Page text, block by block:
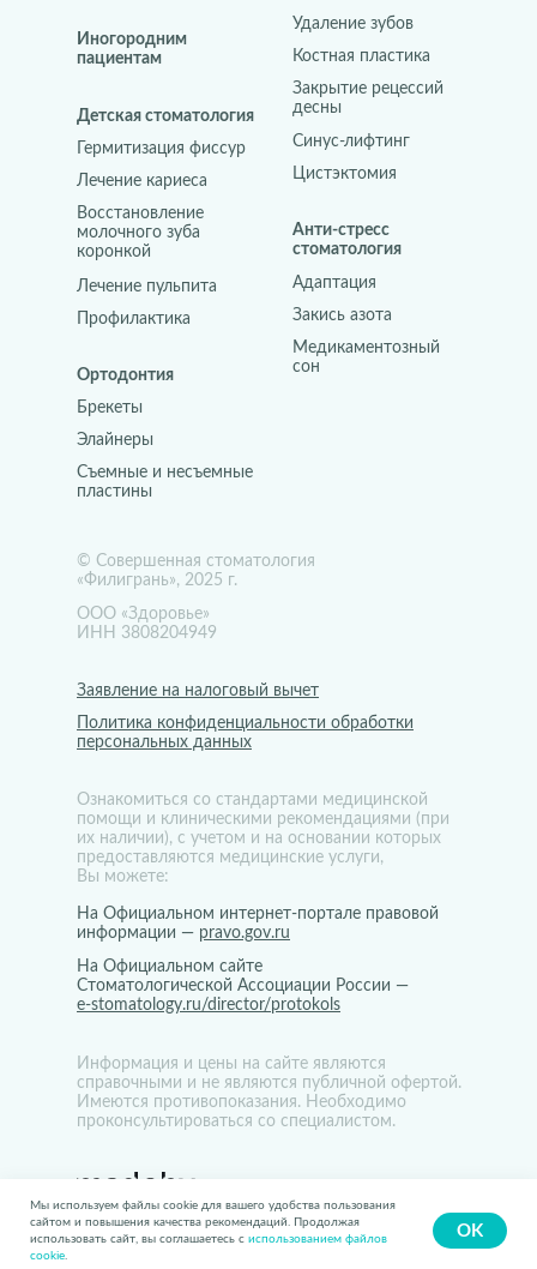
Политика конфиденциальности обработки
персональных данных
На Официальном интернет-портале правовой
информации — pravo.gov.ru
На Официальном сайте
Стоматологической Ассоциации России —
e-stomatology.ru/director/protokols
Заявление на налоговый вычет
Информация и цены на сайте являются
справочными и не являются публичной офертой.
Имеются противопоказания. Необходимо
проконсультироваться со специалистом.
Ознакомиться со стандартами медицинской
помощи и клиническими рекомендациями (при
их наличии), с учетом и на основании которых
предоставляются медицинские услуги,
Вы можете:
ООО «Здоровье»
ИНН 3808204949
© Совершенная стоматология
«Филигрань», 2025 г.
Иногородним
пациентам
Восстановление
молочного зуба
коронкой
Лечение пульпита
Профилактика
Лечение кариеса
Гермитизация фиссур
Детская стоматология
Закрытие рецессий
десны
Синус-лифтинг
Цистэктомия
Костная пластика
Удаление зубов
Элайнеры
Съемные и несъемные
пластины
Брекеты
Ортодонтия
Закись азота
Медикаментозный
сон
Адаптация
Анти-стресс
стоматология
Мы используем файлы cookie для вашего удобства пользования
сайтом и повышения качества рекомендаций. Продолжая
использовать сайт, вы соглашаетесь с использованием файлов
cookie.
OK